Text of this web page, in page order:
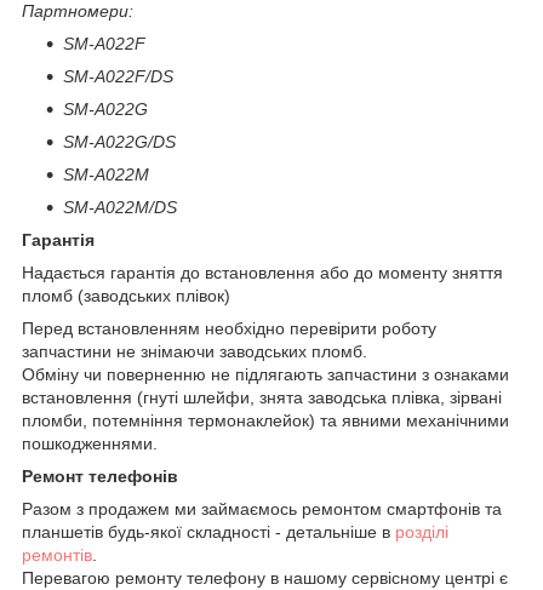
Партномери:
SM-A022F
SM-A022F/DS
SM-A022G
SM-A022G/DS
SM-A022M
SM-A022M/DS
Гарантія
Надається гарантія до встановлення або до моменту зняття
пломб (заводських плівок)
Перед встановленням необхідно перевірити роботу
запчастини не знімаючи заводських пломб.
Обміну чи поверненню не підлягають запчастини з ознаками
встановлення (гнуті шлейфи, знята заводська плівка, зірвані
пломби, потемніння термонаклейок) та явними механічними
пошкодженнями.
Ремонт телефонів
Разом з продажем ми займаємось ремонтом смартфонів та
планшетів будь-якої складності - детальніше в розділі
ремонтів
Перевагою ремонту телефону в нашому сервісному центрі є